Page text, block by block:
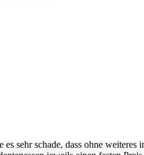
sehr schade, dass ohne